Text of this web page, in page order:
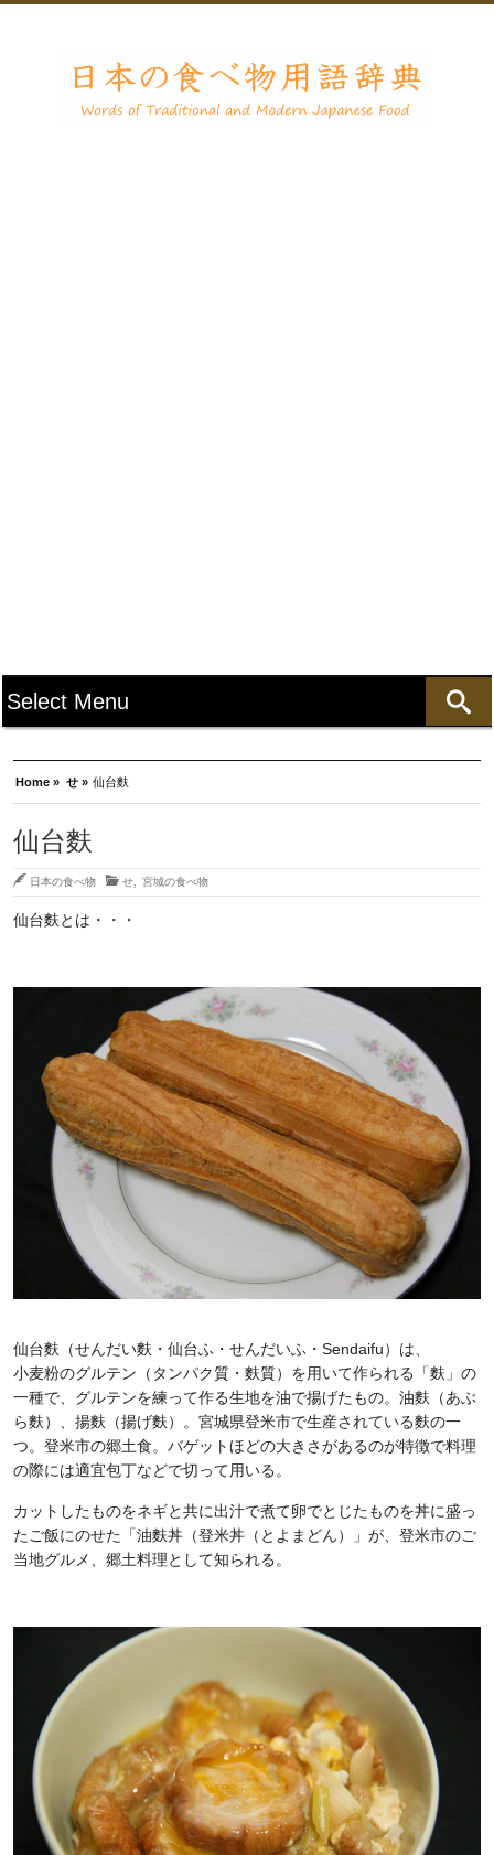
Home » せ » 仙台麩
仙台麩
日本の食べ物 せ 宮城の食べ物
仙台麩とは・・・
仙台麩（せんだい麩・仙台ふ・せんだいふ・Sendaifu）は、
小麦粉のグルテン（タンパク質・麩質）を用いて作られる「麩」の
一種で、グルテンを練って作る生地を油で揚げたもの。油麩（あぶ
ら麩）、揚麩（揚げ麩）。宮城県登米市で生産されている麩の一
つ。登米市の郷土食。バゲットほどの大きさがあるのが特徴で料理
の際には適宜包丁などで切って用いる。
カットしたものをネギと共に出汁で煮て卵でとじたものを丼に盛っ
たご飯にのせた「油麩丼（登米丼（とよまどん）」が、登米市のご
当地グルメ、郷土料理として知られる。